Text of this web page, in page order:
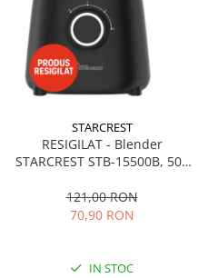
STARCREST
RESIGILAT - Blender
STARCREST STB-15500B, 500
Pulse, Negru
121,00 RON
70,90 RON
IN STOC